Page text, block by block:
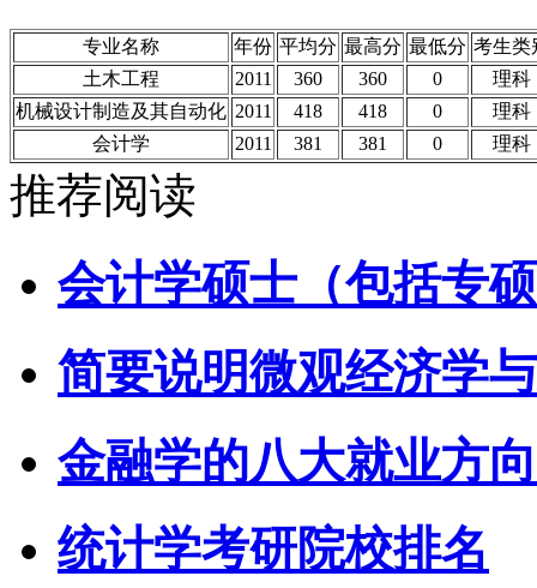
专业名称 年份 平均分 最高分 最低分 考生类
土木工程
2011 360 360 0
理科
机械设计制造及其自动化 2011 418 418 0
理科
会计学
2011 381 381 0 理科
推荐阅读
会计学硕士（包括专
简要说明微观经济学
金融学的八大就业方
统计学考研院校排名